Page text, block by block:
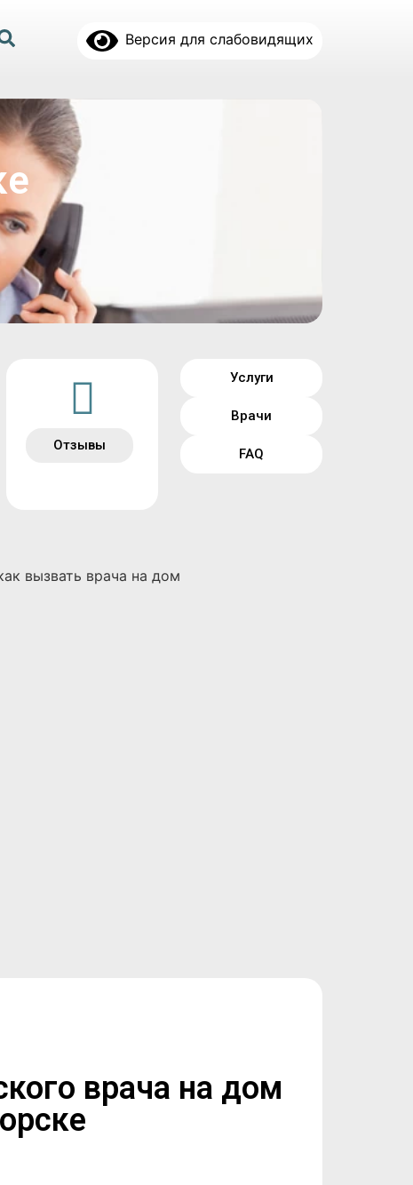
Версия для слабовидящих
Отзывы
Услуги
Врачи
FAQ
врача на дом